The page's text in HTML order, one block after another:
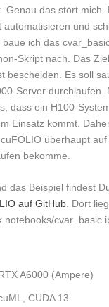
Genau das stört mich.
automatisieren und
baue ich das
Skript nach. Das
bescheiden. Es soll
Server durchlaufen.
dass ein H100-
Einsatz kommt.
überhaupt
bekomme.
das Beispiel findest
auf GitHub . Dort
notebooks/
A6000 (Ampere)
CUDA 13